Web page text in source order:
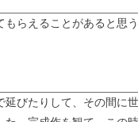
らえることがあると思
びたりして、その間に